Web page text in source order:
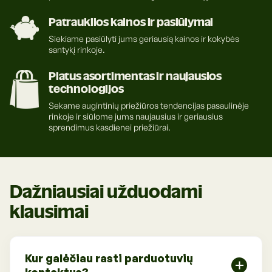
Savybės:
Matmenys: 50x34x32 cm.
Spalva: oranžinė, rožinė, žalia, tamsiai mėlyna, šviesiai
PagamintaKinijoje.
Patrauklios kainos ir pasiūlymai
Siekiame pasiūlyti jums geriausią kainos ir kokybės
santykį rinkoje.
Platus asortimentas ir naujausios
technologijos
Sekame augintinių priežiūros tendencijas pasaulinėje
rinkoje ir siūlome jums naujausius ir geriausius
sprendimus kasdienei priežiūrai.
Dažniausiai užduodami
klausimai
Kur galėčiau rasti parduotuvių